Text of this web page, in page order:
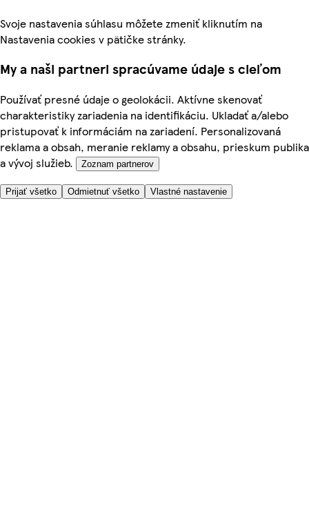
Svoje nastavenia súhlasu môžete zmeniť kliknutím na
Nastavenia cookies v pätičke stránky.
My a naši partneri spracúvame údaje s cieľom
Používať presné údaje o geolokácii. Aktívne skenovať
charakteristiky zariadenia na identifikáciu. Ukladať a/alebo
pristupovať k informáciám na zariadení. Personalizovaná
reklama a obsah, meranie reklamy a obsahu, prieskum publika
a vývoj služieb.
Zoznam partnerov
Prijať všetko Odmietnuť všetko Vlastné nastavenie